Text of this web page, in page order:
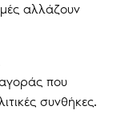
αλλάζουν
που
συνθήκες.